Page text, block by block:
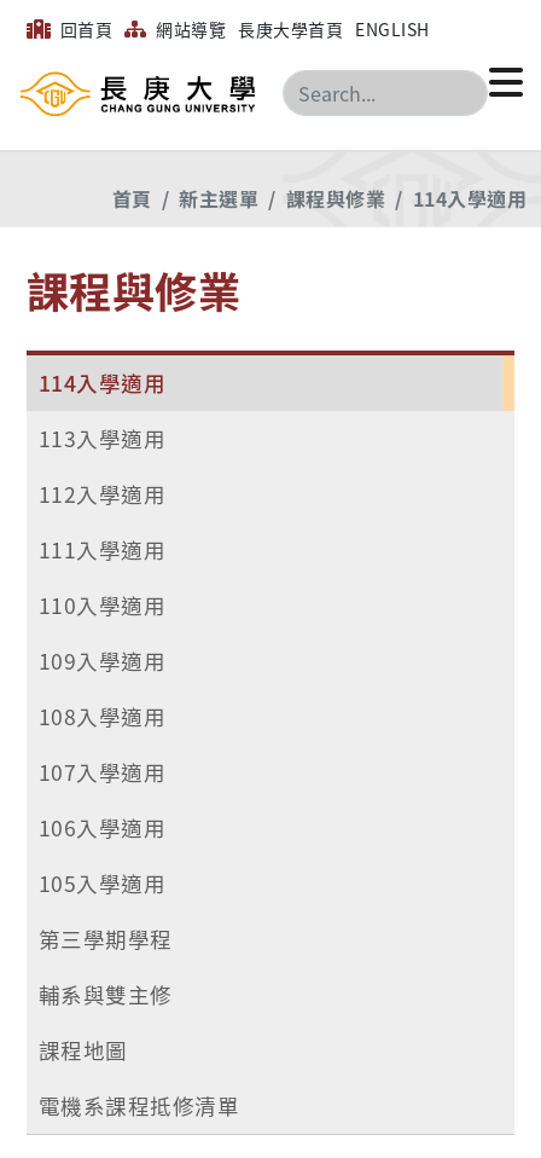
回首頁 網站導覽 長庚大學首頁 ENGLISH
搜尋
首頁 新主選單 課程與修業 114入學適用
課程與修業
114入學適用
113入學適用
112入學適用
111入學適用
110入學適用
109入學適用
108入學適用
107入學適用
106入學適用
105入學適用
第三學期學程
輔系與雙主修
課程地圖
電機系課程抵修清單